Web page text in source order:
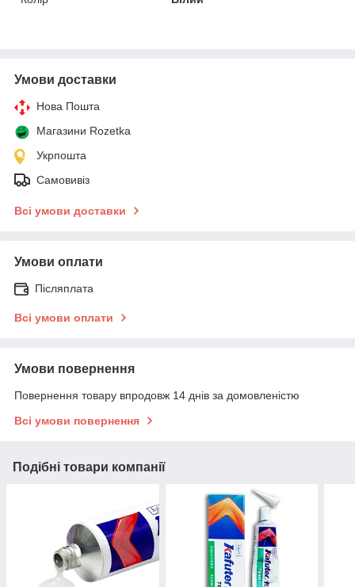
Умови доставки
Нова Пошта
Магазини Rozetka
Укрпошта
Самовивіз
Всі умови доставки
Умови оплати
Післяплата
Всі умови оплати
Умови повернення
Повернення товару впродовж 14 днів за домовленістю
Всі умови повернення
Подібні товари компанії